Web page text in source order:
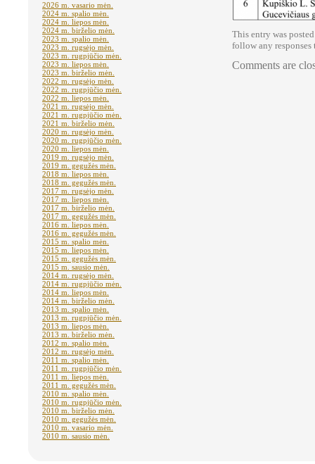
2026 m. vasario mėn.
2024 m. spalio mėn.
2024 m. liepos mėn.
2024 m. birželio mėn.
2023 m. spalio mėn.
2023 m. rugsėjo mėn.
2023 m. rugpjūčio mėn.
2023 m. liepos mėn.
2023 m. birželio mėn.
2022 m. rugsėjo mėn.
2022 m. rugpjūčio mėn.
2022 m. liepos mėn.
2021 m. rugsėjo mėn.
2021 m. rugpjūčio mėn.
2021 m. birželio mėn.
2020 m. rugsėjo mėn.
2020 m. rugpjūčio mėn.
2020 m. liepos mėn.
2019 m. rugsėjo mėn.
2019 m. gegužės mėn.
2018 m. liepos mėn.
2018 m. gegužės mėn.
2017 m. rugsėjo mėn.
2017 m. liepos mėn.
2017 m. birželio mėn.
2017 m. gegužės mėn.
2016 m. liepos mėn.
2016 m. gegužės mėn.
2015 m. spalio mėn.
2015 m. liepos mėn.
2015 m. gegužės mėn.
2015 m. sausio mėn.
2014 m. rugsėjo mėn.
2014 m. rugpjūčio mėn.
2014 m. liepos mėn.
2014 m. birželio mėn.
2013 m. spalio mėn.
2013 m. rugpjūčio mėn.
2013 m. liepos mėn.
2013 m. birželio mėn.
2012 m. spalio mėn.
2012 m. rugsėjo mėn.
2011 m. spalio mėn.
2011 m. rugpjūčio mėn.
2011 m. liepos mėn.
2011 m. gegužės mėn.
2010 m. spalio mėn.
2010 m. rugpjūčio mėn.
2010 m. birželio mėn.
2010 m. gegužės mėn.
2010 m. vasario mėn.
2010 m. sausio mėn.
This entry was
follow any
Comments are